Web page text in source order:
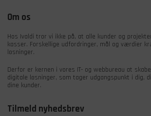
Om os
Hos Ivaldi tror vi ikke på, at alle kunder og
kasser. Forskellige udfordringer, mål og værdier
løsninger.
Derfor er kernen i vores IT- og webbureau at
digitale løsninger, som tager udgangspunkt i dig,
dine kunder.
Tilmeld nyhedsbrev